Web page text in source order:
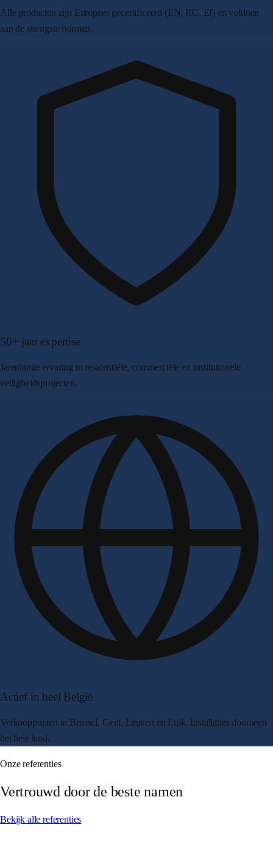
Alle producten zijn Europees gecertificeerd (EN, RC, EI) en voldoen
aan de strengste normen.
50+ jaar expertise
Jarenlange ervaring in residentiële, commerciële en institutionele
veiligheidsprojecten.
Actief in heel België
Verkooppunten in Brussel, Gent, Leuven en Luik. Installaties doorheen
het hele land.
Onze referenties
Vertrouwd door de beste namen
Bekijk alle referenties